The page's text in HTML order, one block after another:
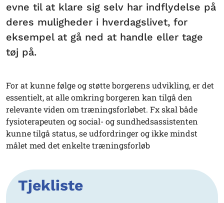
evne til at klare sig selv har indflydelse på
deres muligheder i hverdagslivet, for
eksempel at gå ned at handle eller tage
tøj på.
For at kunne følge og støtte borgerens udvikling, er det
essentielt, at alle omkring borgeren kan tilgå den
relevante viden om træningsforløbet. Fx skal både
fysioterapeuten og social- og sundhedsassistenten
kunne tilgå status, se udfordringer og ikke mindst
målet med det enkelte træningsforløb
Tjekliste